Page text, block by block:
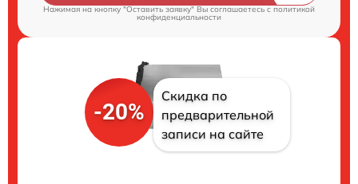
Нажимая на кнопку "Оставить заявку" Вы соглашаетесь cполитикой
конфиденциальности
-20%
Скидка по
предварительной
записи на сайте